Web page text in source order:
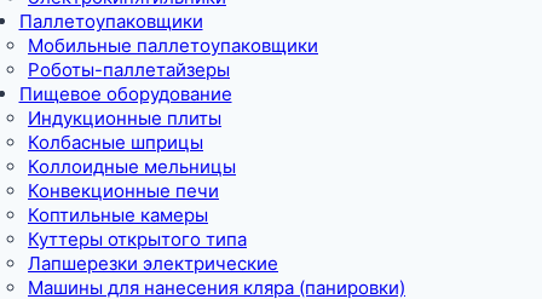
Паллетоупаковщики
Мобильные паллетоупаковщики
Роботы-паллетайзеры
Пищевое оборудование
Индукционные плиты
Колбасные шприцы
Коллоидные мельницы
Конвекционные печи
Коптильные камеры
Куттеры открытого типа
Лапшерезки электрические
Машины для нанесения кляра (панировки)